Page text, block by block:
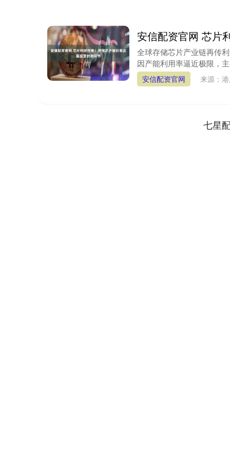
安信配资官网 芯片
全球存储芯片产业链再传
因产能利用率逼近极限，
安信配资官网 来源：
七星